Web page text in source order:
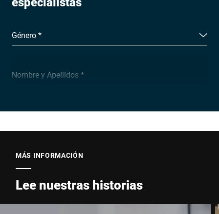
Género *
Nombre y Apellidos *
Empresa *
Email *
MÁS INFORMACIÓN
Lee nuestras historias